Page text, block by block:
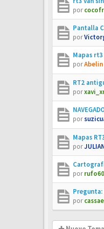
por
Pantalla
por
Mapas
porAbelin
RT2
por
por
Mapas
por
por
por